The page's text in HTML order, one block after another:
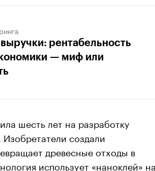
рентабельность
— миф или
шесть лет на разработку
создали
древесные отходы в
использует «наноклей» на